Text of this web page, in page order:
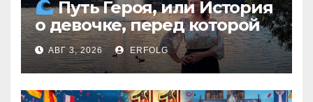
Путь Героя, или История
о девочке, перед которой
расступился океан
(И почему это про каждую
из нас)
АВГ 3, 2026 ERFOLG